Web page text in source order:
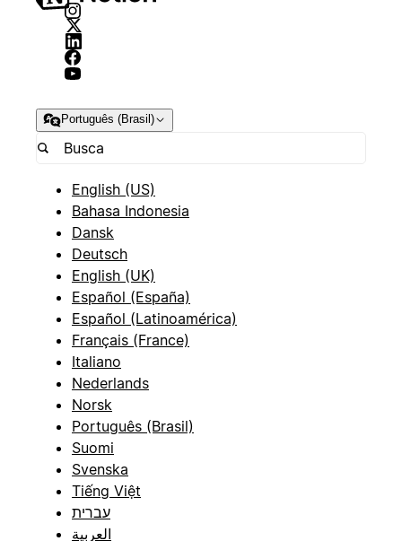
Português (Brasil)
English (US)
Bahasa Indonesia
Dansk
Deutsch
English (UK)
Español (España)
Español (Latinoamérica)
Français (France)
Italiano
Nederlands
Norsk
Português (Brasil)
Suomi
Svenska
Tiếng Việt
עברית
العربية